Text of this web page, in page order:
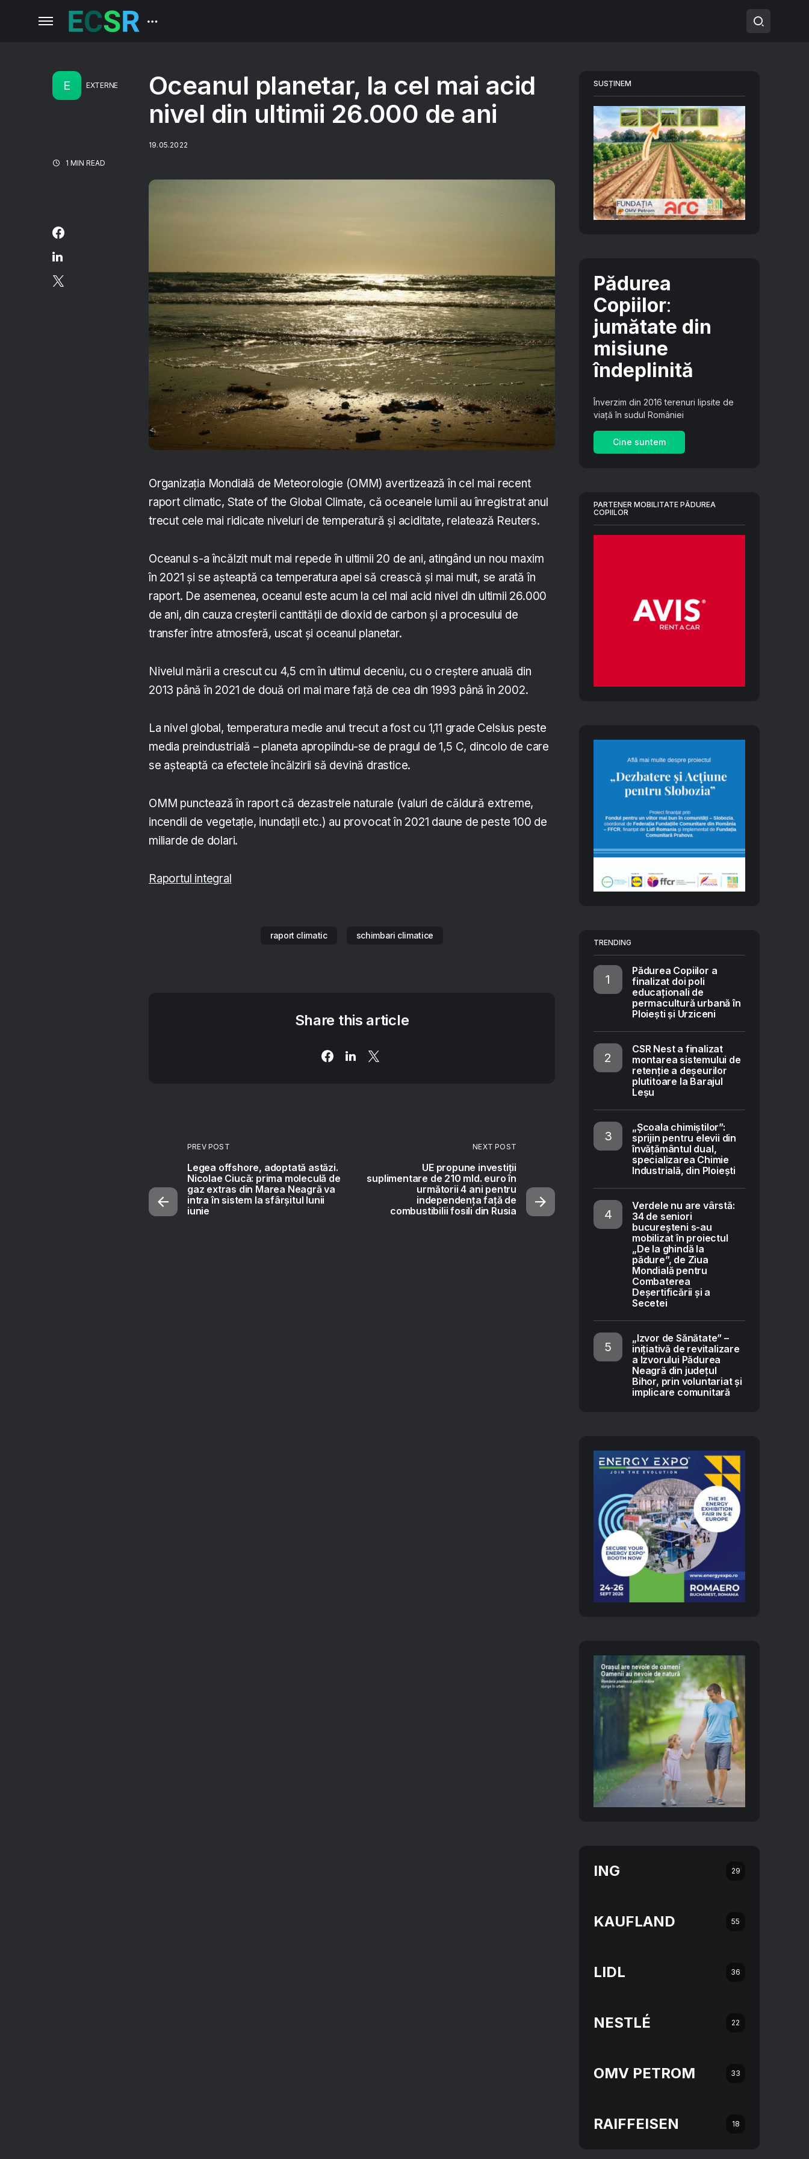
E EXTERNE
1 MIN READ
Oceanul planetar, la cel mai acid
nivel din ultimii 26.000 de ani
19.05.2022
Organizația Mondială de Meteorologie (OMM) avertizează în cel mai recent
raport climatic, State of the Global Climate, că oceanele lumii au înregistrat anul
trecut cele mai ridicate niveluri de temperatură și aciditate, relatează Reuters.
Oceanul s-a încălzit mult mai repede în ultimii 20 de ani, atingând un nou maxim
în 2021 și se așteaptă ca temperatura apei să crească și mai mult, se arată în
raport. De asemenea, oceanul este acum la cel mai acid nivel din ultimii 26.000
de ani, din cauza creșterii cantității de dioxid de carbon și a procesului de
transfer între atmosferă, uscat și oceanul planetar.
Nivelul mării a crescut cu 4,5 cm în ultimul deceniu, cu o creștere anuală din
2013 până în 2021 de două ori mai mare față de cea din 1993 până în 2002.
La nivel global, temperatura medie anul trecut a fost cu 1,11 grade Celsius peste
media preindustrială – planeta apropiindu-se de pragul de 1,5 C, dincolo de care
se așteaptă ca efectele încălzirii să devină drastice.
OMM punctează în raport că dezastrele naturale (valuri de căldură extreme,
incendii de vegetație, inundații etc.) au provocat în 2021 daune de peste 100 de
miliarde de dolari.
Raportul integral
raport climatic schimbari climatice
Share this article
PREV POST
Legea offshore, adoptată astăzi.
Nicolae Ciucă: prima moleculă de
gaz extras din Marea Neagră va
intra în sistem la sfârșitul lunii
iunie
NEXT POST
UE propune investiții
suplimentare de 210 mld. euro în
următorii 4 ani pentru
independența față de
combustibilii fosili din Rusia
SUSȚINEM
Pădurea
Copiilor:
jumătate din
misiune
îndeplinită
Înverzim din 2016 terenuri lipsite de
viață în sudul României
Cine suntem
PARTENER MOBILITATE PĂDUREA
COPIILOR
TRENDING
Pădurea Copiilor a
finalizat doi poli
educaționali de
permacultură urbană în
Ploiești și Urziceni
CSR Nest a finalizat
montarea sistemului de
retenție a deșeurilor
plutitoare la Barajul
Leșu
„Școala chimiștilor”:
sprijin pentru elevii din
învățământul dual,
specializarea Chimie
Industrială, din Ploiești
Verdele nu are vârstă:
34 de seniori
bucureșteni s-au
mobilizat în proiectul
„De la ghindă la
pădure”, de Ziua
Mondială pentru
Combaterea
Deșertificării și a
Secetei
„Izvor de Sănătate” –
inițiativă de revitalizare
a Izvorului Pădurea
Neagră din județul
Bihor, prin voluntariat și
implicare comunitară
ING 29
KAUFLAND 55
LIDL 36
NESTLÉ 22
OMV PETROM 33
RAIFFEISEN 18